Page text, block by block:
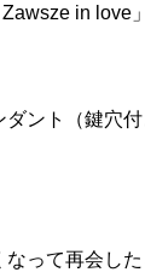
Zawsze in love
ント（鍵穴
なって再会し